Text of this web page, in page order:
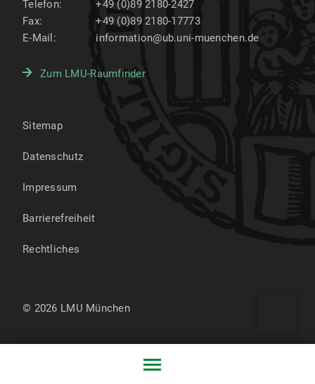
Telefon:
+49 (0)89 2180-2427
Fax:
+49 (0)89 2180-17773
E-Mail:
information@ub.uni-muenchen.de
Zum LMU-Raumfinder
Sitemap
Datenschutz
Impressum
Barrierefreiheit
Rechtliches
© 2026 LMU München